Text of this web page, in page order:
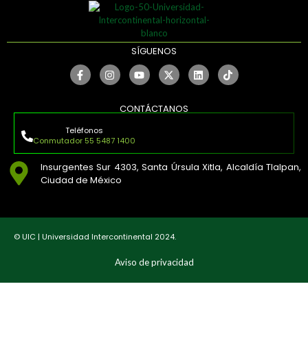
SÍGUENOS
CONTÁCTANOS
Teléfonos
Conmutador 55 5487 1400
Insurgentes Sur 4303, Santa Úrsula Xitla, Alcaldía Tlalpan,
Ciudad de México
© UIC | Universidad Intercontinental 2024.
Aviso de privacidad